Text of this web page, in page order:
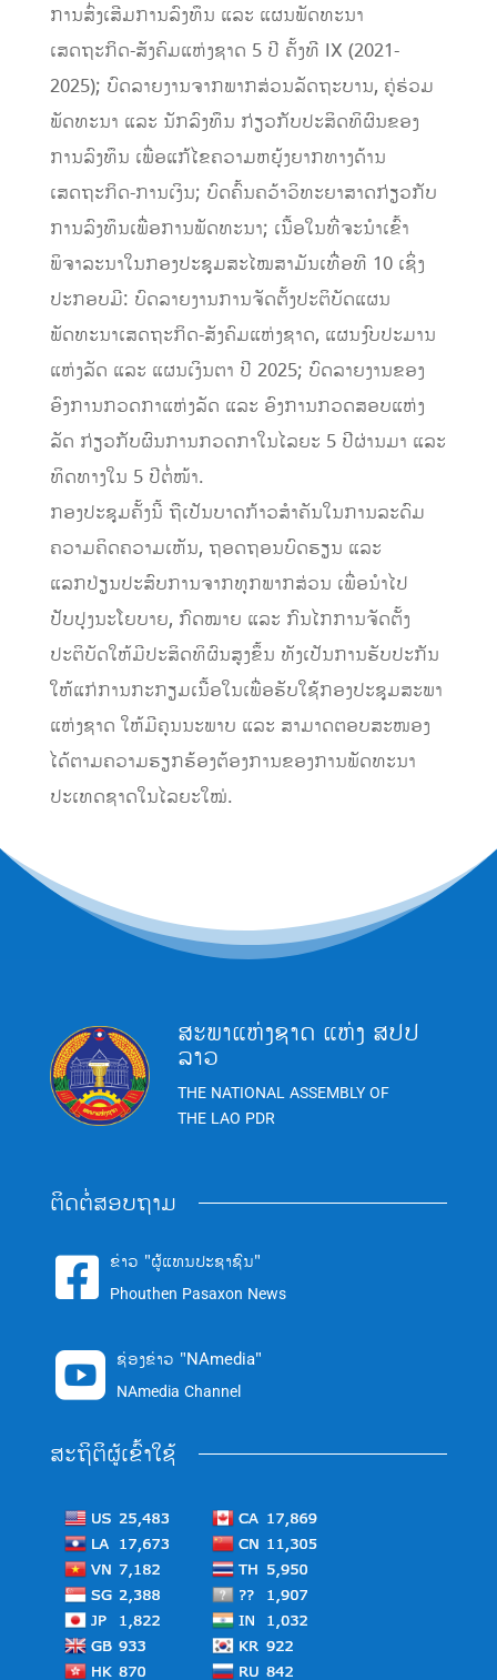
ການສົ່ງເສີມການລົງທຶນ ແລະ ແຜນພັດທະນາ
ເສດຖະກິດ-ສັງຄົມແຫ່ງຊາດ 5 ປີ ຄັ້ງທີ IX (2021-
2025); ບົດລາຍງານຈາກພາກສ່ວນລັດຖະບານ, ຄູ່ຮ່ວມ
ພັດທະນາ ແລະ ນັກລົງທຶນ ກ່ຽວກັບປະສິດທິຜົນຂອງ
ການລົງທຶນ ເພື່ອແກ້ໄຂຄວາມຫຍຸ້ງຍາກທາງດ້ານ
ເສດຖະກິດ-ການເງິນ; ບົດຄົ້ນຄວ້າວິທະຍາສາດກ່ຽວກັບ
ການລົງທຶນເພື່ອການພັດທະນາ; ເນື້ອໃນທີ່ຈະນຳເຂົ້າ
ພິຈາລະນາໃນກອງປະຊຸມສະໄໝສາມັນເທື່ອທີ 10 ເຊິ່ງ
ປະກອບມີ: ບົດລາຍງານການຈັດຕັ້ງປະຕິບັດແຜນ
ພັດທະນາເສດຖະກິດ-ສັງຄົມແຫ່ງຊາດ, ແຜນງົບປະມານ
ແຫ່ງລັດ ແລະ ແຜນເງິນຕາ ປີ 2025; ບົດລາຍງານຂອງ
ອົງການກວດກາແຫ່ງລັດ ແລະ ອົງການກວດສອບແຫ່ງ
ລັດ ກ່ຽວກັບຜົນການກວດກາໃນໄລຍະ 5 ປີຜ່ານມາ ແລະ
ທິດທາງໃນ 5 ປີຕໍ່ໜ້າ.
ກອງປະຊຸມຄັ້ງນີ້ ຖືເປັນບາດກ້າວສຳຄັນໃນການລະດົມ
ຄວາມຄິດຄວາມເຫັນ, ຖອດຖອນບົດຮຽນ ແລະ
ແລກປ່ຽນປະສົບການຈາກທຸກພາກສ່ວນ ເພື່ອນຳໄປ
ປັບປຸງນະໂຍບາຍ, ກົດໝາຍ ແລະ ກົນໄກການຈັດຕັ້ງ
ປະຕິບັດໃຫ້ມີປະສິດທິຜົນສູງຂຶ້ນ ທັງເປັນການຮັບປະກັນ
ໃຫ້ແກ່ການກະກຽມເນື້ອໃນເພື່ອຮັບໃຊ້ກອງປະຊຸມສະພາ
ແຫ່ງຊາດ ໃຫ້ມີຄຸນນະພາບ ແລະ ສາມາດຕອບສະໜອງ
ໄດ້ຕາມຄວາມຮຽກຮ້ອງຕ້ອງການຂອງການພັດທະນາ
ປະເທດຊາດໃນໄລຍະໃໝ່.
ສະພາແຫ່ງຊາດ ແຫ່ງ ສປປ
ລາວ
THE NATIONAL ASSEMBLY OF
THE LAO PDR
ຕິດຕໍ່ສອບຖາມ
 ຂ່າວ "ຜູ້ແທນປະຊາຊົນ"
Phouthen Pasaxon News
 ຊ່ອງຂ່າວ "NAmedia"
NAmedia Channel
ສະຖິຕິຜູ້ເຂົ້າໃຊ້